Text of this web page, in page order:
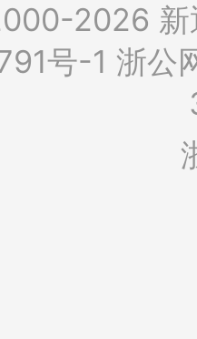
2026 新
号-1 浙公